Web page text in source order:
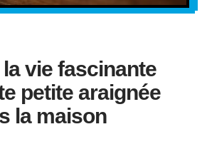
vie fascinante
petite araignée
la maison